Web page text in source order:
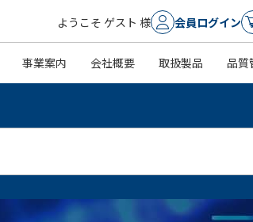
ようこそ ゲスト 様 会員ログイン
事業案内 会社概要 取扱製品 品質